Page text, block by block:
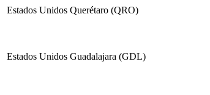
Estados Unidos Querétaro (QRO)
Estados Unidos Guadalajara (GDL)